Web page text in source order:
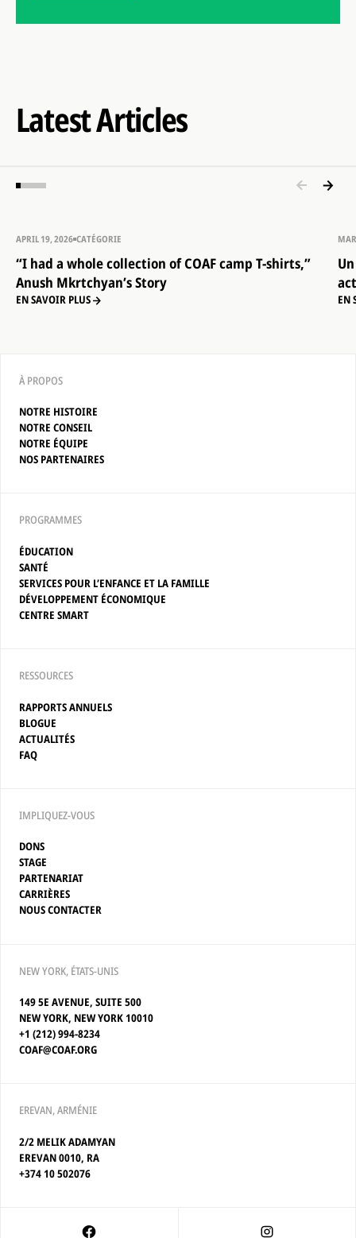
Latest Articles
APRIL 19, 2026 CATÉGORIE
“I had a whole collection of COAF camp T-shirts,”
Anush Mkrtchyan’s Story
EN SAVOIR PLUS EN
À PROPOS
NOTRE HISTOIRE
NOTRE CONSEIL
NOTRE ÉQUIPE
NOS PARTENAIRES
PROGRAMMES
ÉDUCATION
SANTÉ
SERVICES POUR L’ENFANCE ET LA FAMILLE
DÉVELOPPEMENT ÉCONOMIQUE
CENTRE SMART
RESSOURCES
RAPPORTS ANNUELS
BLOGUE
ACTUALITÉS
FAQ
IMPLIQUEZ-VOUS
DONS
STAGE
PARTENARIAT
CARRIÈRES
NOUS CONTACTER
NEW YORK, ÉTATS-UNIS
149 5E AVENUE, SUITE 500
NEW YORK, NEW YORK 10010
+1 (212) 994-8234
COAF@COAF.ORG
EREVAN, ARMÉNIE
2/2 MELIK ADAMYAN
EREVAN 0010, RA
+374 10 502076